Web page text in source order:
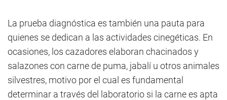
La prueba diagnóstica es también una pauta para
quienes se dedican a las actividades cinegéticas. En
ocasiones, los cazadores elaboran chacinados y
salazones con carne de puma, jabalí u otros animales
silvestres, motivo por el cual es fundamental
determinar a través del laboratorio si la carne es apta